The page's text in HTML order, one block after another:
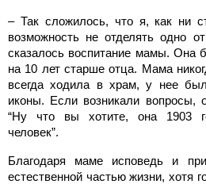
– Так сложилось, что я, как ни
возможность не отделять одно
сказалось воспитание мамы. Она
на 10 лет старше отца. Мама
всегда ходила в храм, у нее
иконы. Если возникали вопросы,
“Ну что вы хотите, она 1903
человек”.
Благодаря маме исповедь и
естественной частью жизни, хотя